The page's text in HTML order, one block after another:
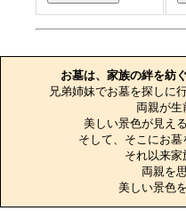
お墓は、家族の絆を紡
兄弟姉妹でお墓を探しに
両親が生
美しい景色が見え
そして、そこにお墓
それ以来家
両親を
美しい景色